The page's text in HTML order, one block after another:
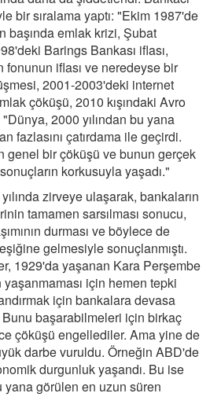
bir sıralama yaptı: "Ekim 1987'de
başında emlak krizi, Şubat
Barings Bankası iflası,
iflası ve neredeyse bir
2001-2003'deki internet
çöküşü, 2010 kışındaki Avro
2000 yılından bu yana
fazlasını çatırdama ile geçirdi.
genel bir çöküşü ve bunun gerçek
korkusuyla yaşadı."
zirveye ulaşarak, bankaların
tamamen sarsılması sonucu,
durması ve böylece de
gelmesiyle sonuçlanmıştı.
1929'da yaşanan Kara Perşembe
için hemen tepki
için bankalara devasa
Bunu başarabilmeleri için birkaç
çöküşü engellediler. Ama yine de
darbe vuruldu. Örneğin ABD'de
durgunluk yaşandı. Bu ise
görülen en uzun süren